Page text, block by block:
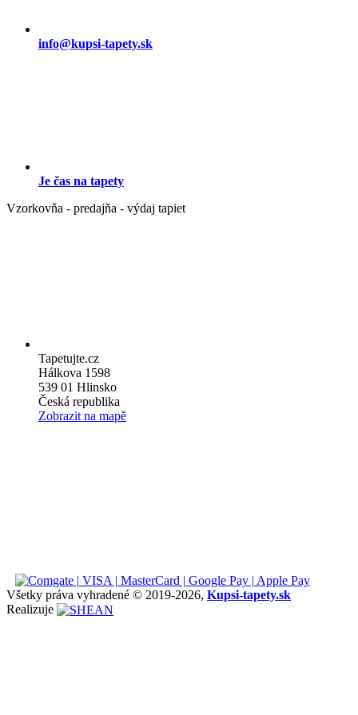
info@kupsi-tapety.sk
Je čas na tapety
Vzorkovňa - predajňa - výdaj tapiet
Tapetujte.cz
Hálkova 1598
539 01 Hlinsko
Česká republika
Zobrazit na mapě
Všetky práva vyhradené © 2019-2026, Kupsi-tapety.sk
Realizuje